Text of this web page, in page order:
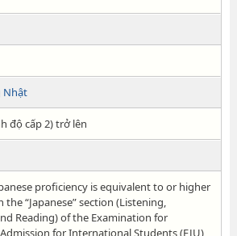
Nhật
độ cấp 2) trở lên
proficiency is equivalent to or higher
the “Japanese” section (Listening,
Reading) of the Examination for
for International Students (EJU),